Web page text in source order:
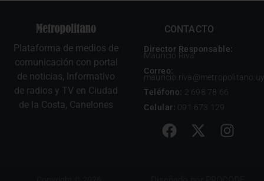
Plataforma de medios de
comunicación con portal
de noticias, Informativo
de radios y TV en Ciudad
de la Costa, Canelones
CONTACTO
Director Responsable:
Mauricio Riva
Correo:
mauricio.riva@metropolitano.uy
Teléfono: 2 698 78 66
Celular: 091 673 129